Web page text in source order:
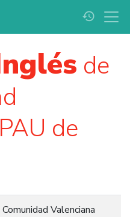
history
de
de
Comunidad Valenciana